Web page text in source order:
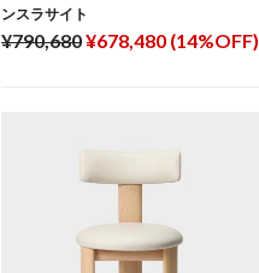
ンスラサイト
¥790,680¥678,480 (14%OFF)